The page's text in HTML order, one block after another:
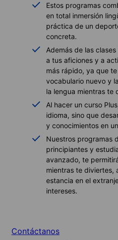
Estos programas
en total inmersión
práctica de un
concreta.
Además de las
a tus aficiones y a
más rápido, ya que
vocabulario nuevo y
la lengua mientras te
Al hacer un curso
idioma, sino que
y conocimientos en
Nuestros programas
principiantes y
avanzado, te
mientras te diviertes,
estancia en el
intereses.
Contáctanos